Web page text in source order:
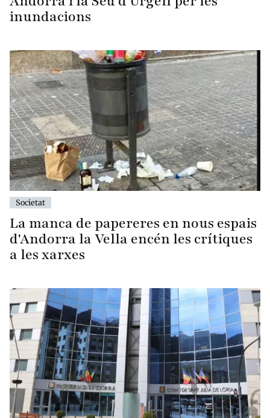
inundacions
Societat
La manca de papereres en nous espais
d'Andorra la Vella encén les crítiques
a les xarxes